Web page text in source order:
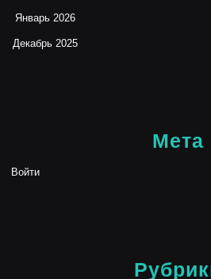
Январь 2026
Декабрь 2025
Мета
Войти